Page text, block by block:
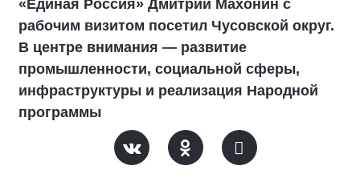
«Единая Россия» Дмитрий Махонин с
рабочим визитом посетил Чусовской округ.
В центре внимания — развитие
промышленности, социальной сферы,
инфраструктуры и реализация Народной
программы